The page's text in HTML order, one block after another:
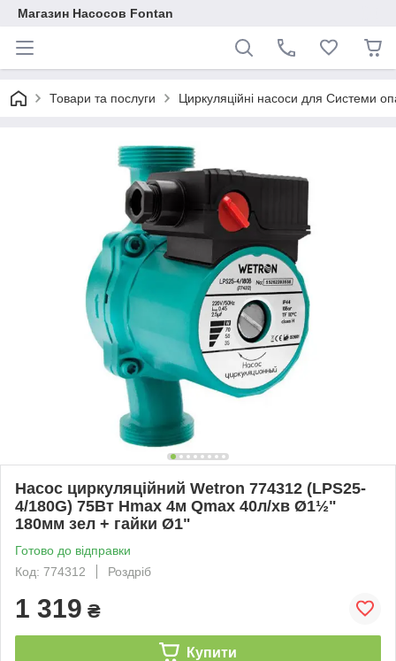
Магазин Насосов Fontan
Товари та послуги Циркуляційні насоси для Системи
Насос циркуляційний Wetron 774312 (LPS25-
4/180G) 75Вт Hmax 4м Qmax 40л/хв Ø1½"
180мм зел + гайки Ø1"
Готово до відправки
Код: 774312
Роздріб
1 319 ₴
Купити